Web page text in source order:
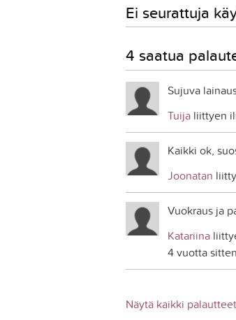
Ei seurattuja
4 saatua
Sujuva
Tuija liittyen
Kaikki ok,
Joonatan
Vuokraus ja
Katariina
4 vuotta
Näytä kaikki palautteet